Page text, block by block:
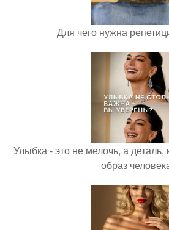
Для чего нужна
Улыбка - это не мелочь, а деталь,
образ